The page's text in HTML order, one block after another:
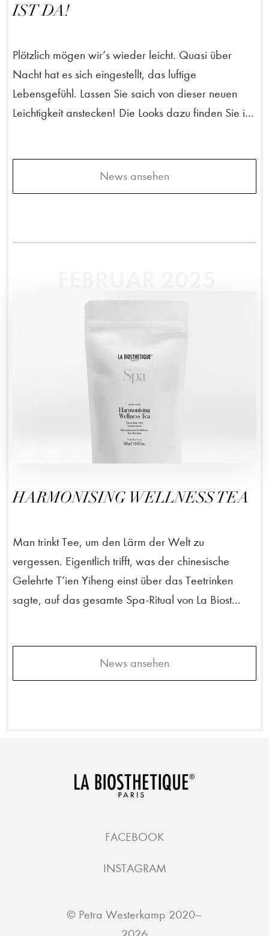
IST DA!
Plötzlich mögen wir’s wieder leicht. Quasi über
Nacht hat es sich eingestellt, das luftige
Lebensgefühl. Lassen Sie saich von dieser neuen
Leichtigkeit anstecken! Die Looks dazu finden Sie i...
News ansehen
HARMONISING WELLNESS TEA
Man trinkt Tee, um den Lärm der Welt zu
vergessen. Eigentlich trifft, was der chinesische
Gelehrte T’ien Yiheng einst über das Teetrinken
sagte, auf das gesamte Spa-Ritual von La Biost...
News ansehen
© Petra Westerkamp 2020–
FACEBOOK
INSTAGRAM